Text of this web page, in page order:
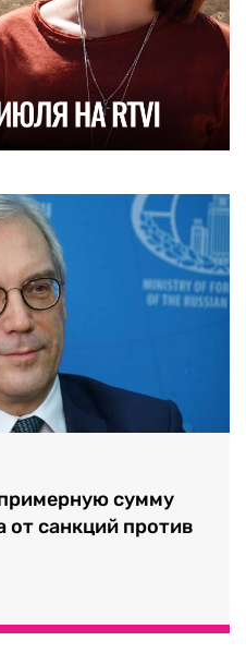
сумму
санкций против